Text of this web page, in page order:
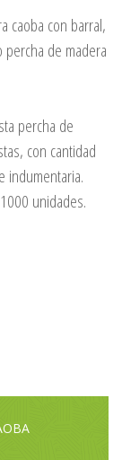
caoba con barral,
de madera
percha de
con cantidad
indumentaria.
unidades.